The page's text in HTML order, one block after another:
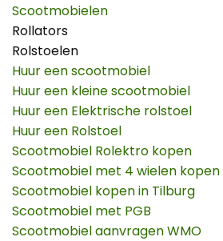
Scootmobielen
Rollators
Rolstoelen
Huur een scootmobiel
Huur een kleine scootmobiel
Huur een Elektrische rolstoel
Huur een Rolstoel
Scootmobiel Rolektro kopen
Scootmobiel met 4 wielen kopen
Scootmobiel kopen in Tilburg
Scootmobiel met PGB
Scootmobiel aanvragen WMO